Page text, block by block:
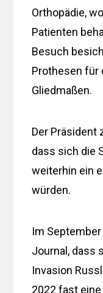
Orthopädie,
Patienten
Besuch
Prothesen für
Gliedmaßen.
Der Präsident
dass sich die
weiterhin ein
würden.
Im
Journal, dass
Invasion
2022 fast